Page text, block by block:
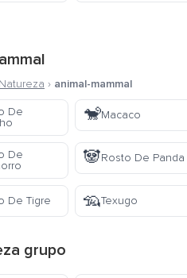
› animal-mammal
De
🐒Macaco
De
🐼Rosto De Panda
De Tigre 🦡Texugo
grupo